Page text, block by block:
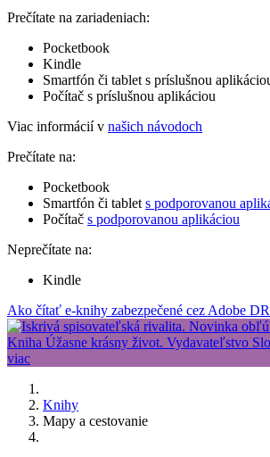
Prečítate na zariadeniach:
Pocketbook
Kindle
Smartfón či tablet s príslušnou
Počítač s príslušnou aplikáciou
Viac informácií v našich návodoch
Prečítate na:
Pocketbook
Smartfón či tablet s podporovanou
Počítač s podporovanou aplikáciou
Neprečítate na:
Kindle
Ako čítať e-knihy zabezpečené cez Adobe
Knihy
Mapy a cestovanie